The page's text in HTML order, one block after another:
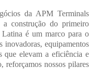
da APM Terminals
a construção do primeiro
é um marco para o
inovadoras, equipamentos
que elevam a eficiência e
reforçamos nossos pilares